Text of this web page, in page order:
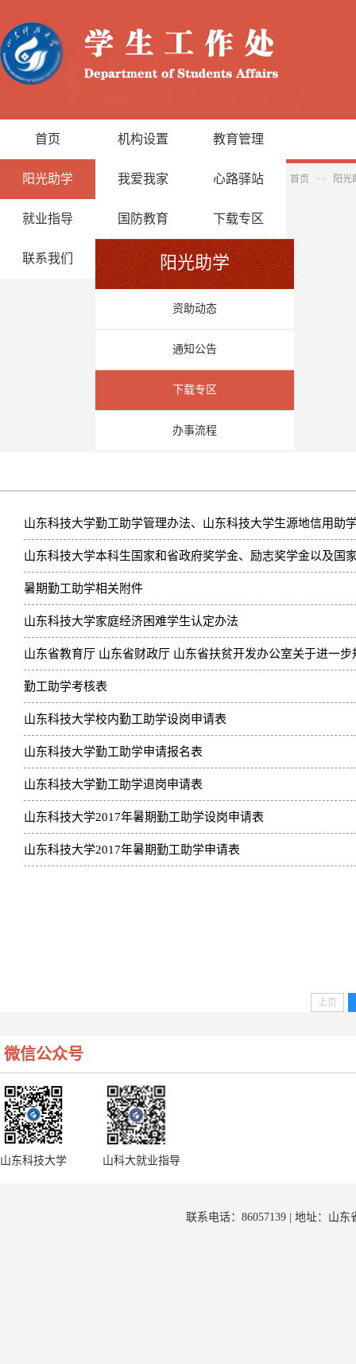
首页 机构设置 教育管理
阳光助学 我爱我家 心路驿站
就业指导 国防教育 下载专区
联系我们
首页 >> 阳光
阳光助学
资助动态
通知公告
下载专区
办事流程
山东科技大学勤工助学管理办法、山东科技大学生源地信用助
山东科技大学本科生国家和省政府奖学金、励志奖学金以及国
暑期勤工助学相关附件
山东科技大学家庭经济困难学生认定办法
山东省教育厅 山东省财政厅 山东省扶贫开发办公室关于进一
勤工助学考核表
山东科技大学校内勤工助学设岗申请表
山东科技大学勤工助学申请报名表
山东科技大学勤工助学退岗申请表
山东科技大学2017年暑期勤工助学设岗申请表
山东科技大学2017年暑期勤工助学申请表
上页
微信公众号
山东科技大学 山科大就业指导
联系电话：86057139 | 地址：山